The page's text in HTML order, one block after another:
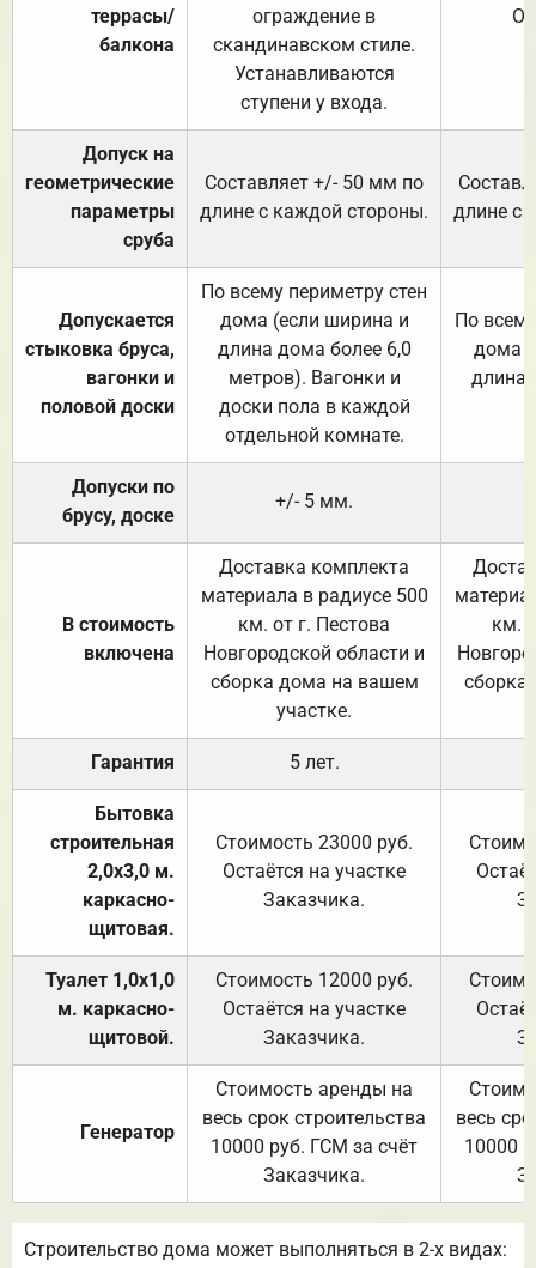
террасы/
балкона
ограждение в
скандинавском стиле.
Устанавливаются
ступени у входа.
Допуск на
геометрические
параметры
сруба
Составляет +/- 50 мм по
длине с каждой стороны.
длине с
Допускается
стыковка бруса,
вагонки и
половой доски
По всему периметру стен
дома (если ширина и
длина дома более 6,0
метров). Вагонки и
доски пола в каждой
отдельной комнате.
По
дома
длина
Допуски по
брусу, доске
+/- 5 мм.
В стоимость
включена
Доставка комплекта
материала в радиусе 500
км. от г. Пестова
Новгородской области и
сборка дома на вашем
участке.
км.
Гарантия 5 лет.
Бытовка
строительная
2,0х3,0 м.
каркасно-
щитовая.
Стоимость 23000 руб.
Остаётся на участке
Заказчика.
Туалет 1,0х1,0
м. каркасно-
щитовой.
Стоимость 12000 руб.
Остаётся на участке
Заказчика.
Генератор
Стоимость аренды на
весь срок строительства
10000 руб. ГСМ за счёт
Заказчика.
весь
10000
Строительство дома может выполняться в 2-х видах: